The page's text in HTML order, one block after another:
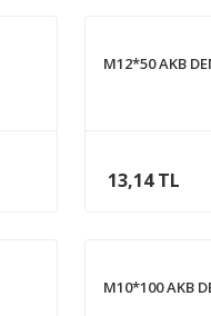
M12*50 AKB
13,14 TL
M10*100 AKB